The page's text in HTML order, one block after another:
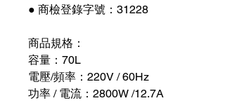
● 商檢登錄字號：31228
商品規格：
容量：70L
電壓/頻率：220V / 60Hz
功率 / 電流：2800W /12.7A